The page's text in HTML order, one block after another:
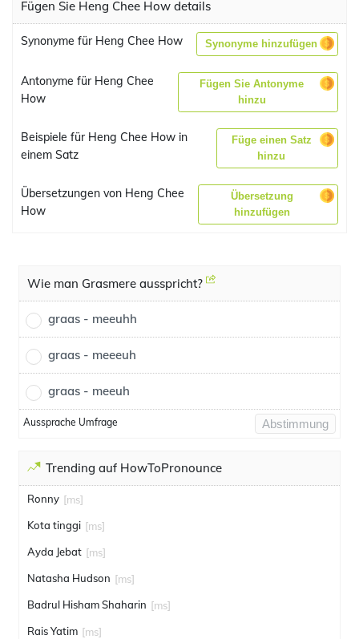
Fügen Sie Heng Chee How details
Synonyme für Heng Chee How Synonyme hinzufügen
Antonyme für Heng Chee
How
Fügen Sie Antonyme
hinzu
Beispiele für Heng Chee How in
einem Satz
Füge einen Satz
hinzu
Übersetzungen von Heng Chee
How
Übersetzung
hinzufügen
Wie man Grasmere ausspricht?
graas - meeuhh
graas - meeeuh
graas - meeuh
Aussprache Umfrage Abstimmung
Trending auf HowToPronounce
Ronny [ms]
Kota tinggi [ms]
Ayda Jebat [ms]
Natasha Hudson [ms]
Badrul Hisham Shaharin [ms]
Rais Yatim [ms]